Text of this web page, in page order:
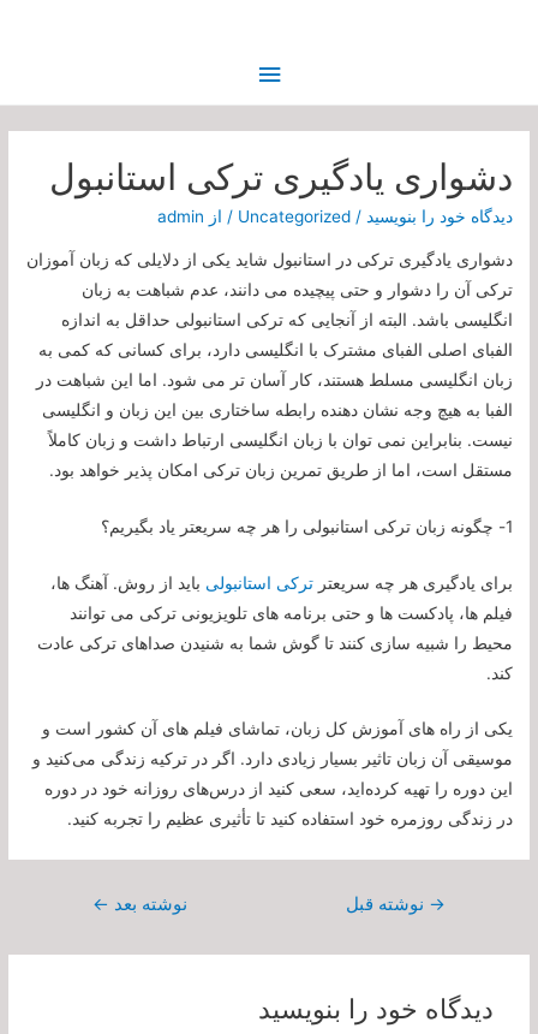
فهرست
اصلی
دشواری یادگیری ترکی استانبول
دیدگاه‌ خود را بنویسید /
Uncategorized / از admin
دشواری یادگیری ترکی در استانبول شاید یکی از دلایلی که زبان آموزان
ترکی آن را دشوار و حتی پیچیده می دانند، عدم شباهت به زبان
انگلیسی باشد. البته از آنجایی که ترکی استانبولی حداقل به اندازه
الفبای اصلی الفبای مشترک با انگلیسی دارد، برای کسانی که کمی به
زبان انگلیسی مسلط هستند، کار آسان تر می شود. اما این شباهت در
الفبا به هیچ وجه نشان دهنده رابطه ساختاری بین این زبان و انگلیسی
نیست. بنابراین نمی توان با زبان انگلیسی ارتباط داشت و زبان کاملاً
مستقل است، اما از طریق تمرین زبان ترکی امکان پذیر خواهد بود.
1- چگونه زبان ترکی استانبولی را هر چه سریعتر یاد بگیریم؟
برای یادگیری هر چه سریعترترکی استانبولی باید از روش. آهنگ ها،
فیلم ها، پادکست ها و حتی برنامه های تلویزیونی ترکی می توانند
محیط را شبیه سازی کنند تا گوش شما به شنیدن صداهای ترکی عادت
کند.
یکی از راه های آموزش کل زبان، تماشای فیلم های آن کشور است و
موسیقی آن زبان تاثیر بسیار زیادی دارد. اگر در ترکیه زندگی می‌کنید و
این دوره را تهیه کرده‌اید، سعی کنید از درس‌های روزانه خود در دوره
در زندگی روزمره خود استفاده کنید تا تأثیری عظیم را تجربه کنید.
راهبری
→ نوشته قبل نوشته بعد ←
دیدگاه‌ خود را بنویسید